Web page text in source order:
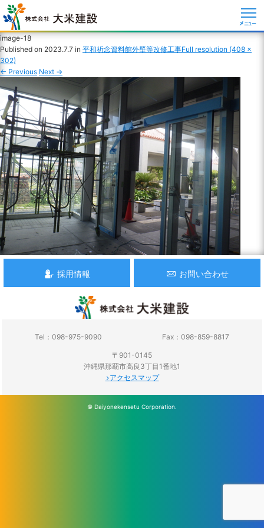
メニュー
image-18
Published on 2023.7.7 in 平和祈念資料館外壁等改修工事Full resolution (408 ×
302)
← Previous Next →
採用情報 お問い合わせ
Tel：098-975-9090 Fax：098-859-8817
〒901-0145
沖縄県那覇市高良3丁目1番地1
アクセスマップ
© Daiyonekensetu Corporation.